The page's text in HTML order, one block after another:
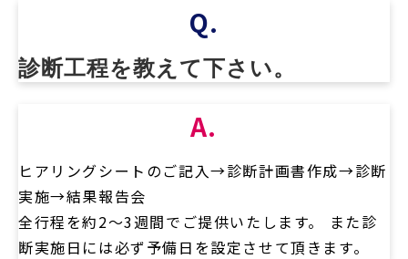
Q.
診断工程を教えて下さい。
A.
ヒアリングシートのご記入→診断計画書作成→診断
実施→結果報告会
全行程を約2～3週間でご提供いたします。 また診
断実施日には必ず予備日を設定させて頂きます。